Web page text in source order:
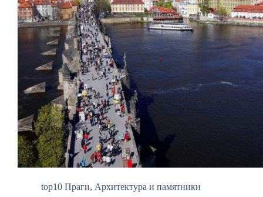
top10 Праги, Архитектура и памятники